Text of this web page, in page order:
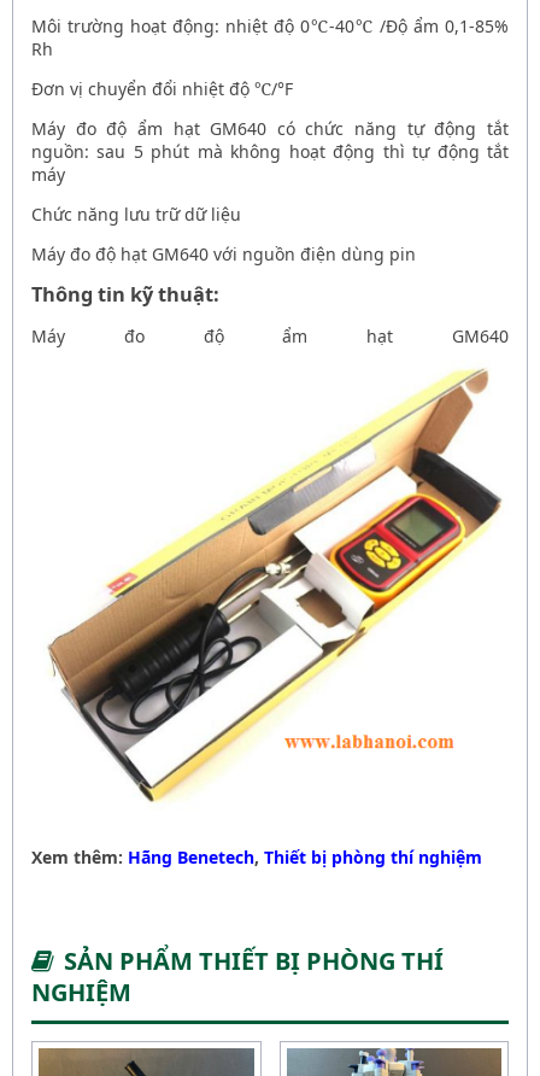
Môi trường hoạt động: nhiệt độ 0℃-40℃ /Độ ẩm 0,1-85%
Rh
Đơn vị chuyển đổi nhiệt độ ℃/°F
Máy đo độ ẩm hạt GM640 có chức năng tự động tắt
nguồn: sau 5 phút mà không hoạt động thì tự động tắt
máy
Chức năng lưu trữ dữ liệu
Máy đo độ hạt GM640 với nguồn điện dùng pin
Thông tin kỹ thuật:
Máy đo độ ẩm hạt GM640
Xem thêm: Hãng Benetech, Thiết bị phòng thí nghiệm
SẢN PHẨM THIẾT BỊ PHÒNG THÍ
NGHIỆM